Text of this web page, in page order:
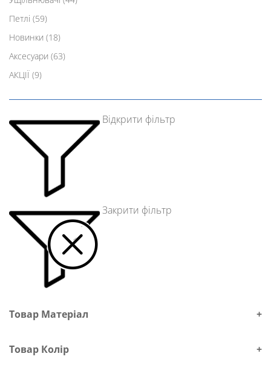
Петлі (59)
Новинки (18)
Аксесуари (63)
АКЦІЇ (9)
Відкрити фільтр
Закрити фільтр
Товар Матеріал +
Товар Колір +